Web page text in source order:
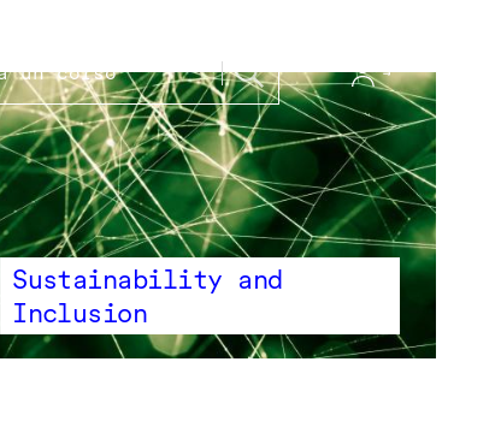
Sustainability and
Inclusion